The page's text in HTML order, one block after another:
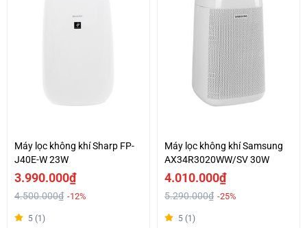
Máy lọc không khí Sharp FP-
J40E-W 23W
3.990.000₫
4.500.000₫ -12%
5 (1)
Máy lọc không khí Samsung
AX34R3020WW/SV 30W
4.010.000₫
5.290.000₫ -25%
5 (1)